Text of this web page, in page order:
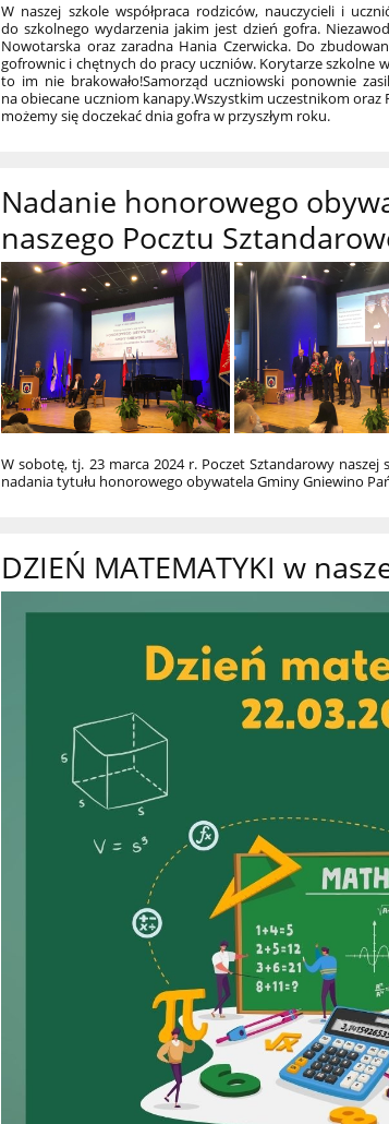
W naszej szkole współpraca rodziców, nauczycieli i
do szkolnego wydarzenia jakim jest dzień gofra.
Nowotarska oraz zaradna Hania Czerwicka. Do
gofrownic i chętnych do pracy uczniów. Korytarze szkolne
to im nie brakowało!Samorząd uczniowski ponownie
na obiecane uczniom kanapy.Wszystkim uczestnikom oraz
możemy się doczekać dnia gofra w przyszłym roku.
Nadanie honorowego
naszego Pocztu
W sobotę, tj. 23 marca 2024 r. Poczet Sztandarowy naszej
nadania tytułu honorowego obywatela Gminy Gniewino
DZIEŃ MATEMATYKI w